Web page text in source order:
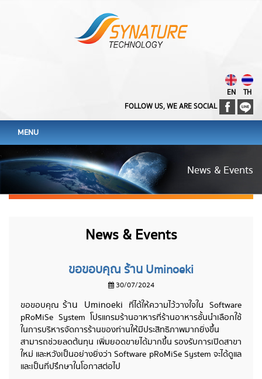
EN
TH
FOLLOW US, WE ARE SOCIAL
MENU
News & Events
News & Events
ขอขอบคุณ ร้าน Uminoeki
30/07/2024
ขอขอบคุณร้าน Uminoeki ที่ได้ให้ความไว้วางใจใน Software
pRoMiSe System โปรแกรมร้านอาหารที่ร้านอาหารชั้นนำเลือกใช้
ในการบริหารจัดการร้านของท่านให้มีประสิทธิภาพมากยิ่งขึ้น
สามารถช่วยลดต้นทุน เพิ่มยอดขายได้มากขึ้น รองรับการเปิดสาขา
ใหม่ และหวังเป็นอย่างยิ่งว่า Software pRoMiSe System จะได้ดูแล
และเป็นที่ปรึกษาในโอกาสต่อไป